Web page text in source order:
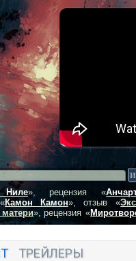
», рецензия «
«Камон Камон», отзыв «
», рецензия «
ТРЕЙЛЕРЫ